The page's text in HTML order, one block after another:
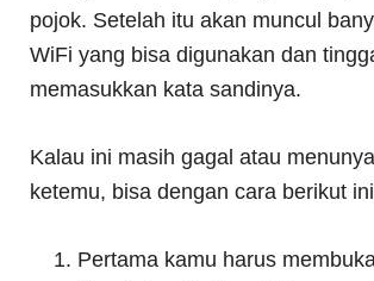
pojok. Setelah itu akan muncul
WiFi yang bisa digunakan dan
memasukkan kata sandinya.
Kalau ini masih gagal atau
ketemu, bisa dengan cara berikut
Pertama kamu harus